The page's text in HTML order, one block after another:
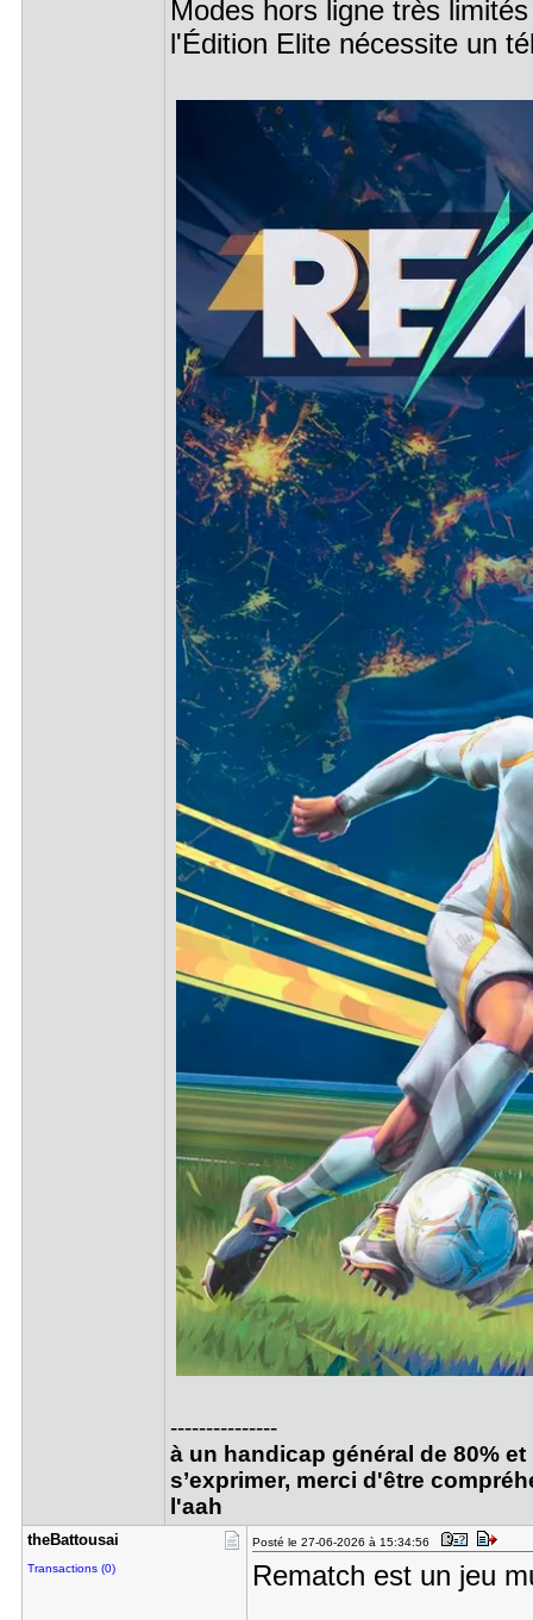
Modes hors ligne très
l'Édition Elite nécessite un
---------------
à un handicap général de 80%
s’exprimer, merci d'être
l'aah
theBattous​ai
Transactions (0)
Posté le 27-06-2026 à 15:34:56
Rematch est un jeu